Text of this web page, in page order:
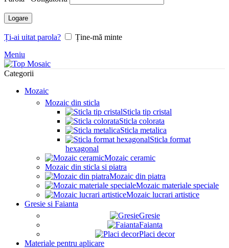
Logare
Ți-ai uitat parola?
Ține-mă minte
Meniu
Categorii
Mozaic
Mozaic din sticla
Sticla tip cristal
Sticla colorata
Sticla metalica
Sticla format
hexagonal
Mozaic ceramic
Mozaic din sticla si piatra
Mozaic din piatra
Mozaic materiale speciale
Mozaic lucrari artistice
Gresie si Faianta
Gresie
Faianta
Placi decor
Materiale pentru aplicare